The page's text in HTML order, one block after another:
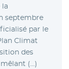
septembre
par le
Climat
des
(…)